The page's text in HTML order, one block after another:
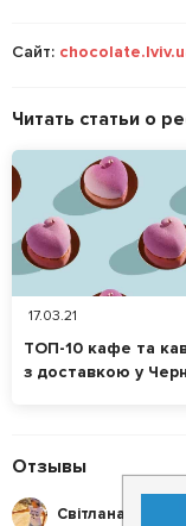
Сайт:
Читать статьи о
17.03.21
ТОП-10 кафе та
з доставкою у
Отзывы
Світлана О.